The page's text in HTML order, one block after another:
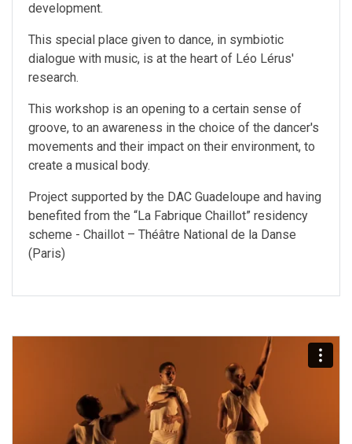
development.
This special place given to dance, in symbiotic
dialogue with music, is at the heart of Léo Lérus'
research.
This workshop is an opening to a certain sense of
groove, to an awareness in the choice of the dancer's
movements and their impact on their environment, to
create a musical body.
Project supported by the DAC Guadeloupe and having
benefited from the “La Fabrique Chaillot” residency
scheme - Chaillot – Théâtre National de la Danse
(Paris)